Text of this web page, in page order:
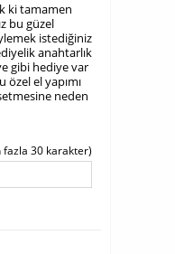
ki tamamen
bu güzel
istediğiniz
anahtarlık
gibi hediye var
özel el yapımı
neden
fazla 30 karakter)